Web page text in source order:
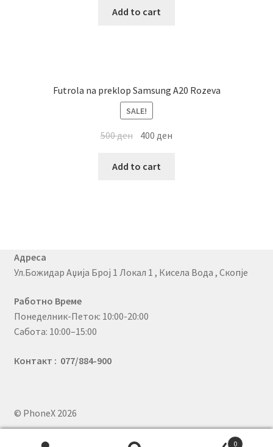
Add to cart
Futrola na preklop Samsung A20 Rozeva
SALE!
500ден 400ден
Add to cart
Адреса
Ул.Божидар Аџија Број 1 Локал 1 , Кисела Вода , Скопје
Работно Време
Понеделник-Петок: 10:00-20:00
Сабота: 10:00–15:00
Контакт : 077/884-900
© PhoneX 2026
.
0